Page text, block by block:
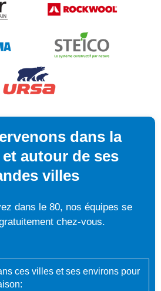
dans la
autour de ses
villes
dans le 80, nos équipes se
chez-vous.
ces villes et ses environs pour